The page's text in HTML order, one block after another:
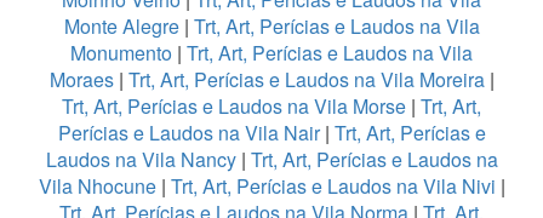
Monte Alegre| Trt, Art, Perícias e Laudos na Vila
Monumento | Trt, Art, Perícias e Laudos na Vila
Moraes| Trt, Art, Perícias e Laudos na Vila Moreira|
Trt, Art, Perícias e Laudos na Vila Morse | Trt, Art,
Perícias e Laudos na Vila Nair| Trt, Art, Perícias e
Laudos na Vila Nancy| Trt, Art, Perícias e Laudos na
Vila Nhocune| Trt, Art, Perícias e Laudos na Vila Nivi |